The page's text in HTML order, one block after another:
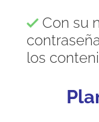
Con su
los